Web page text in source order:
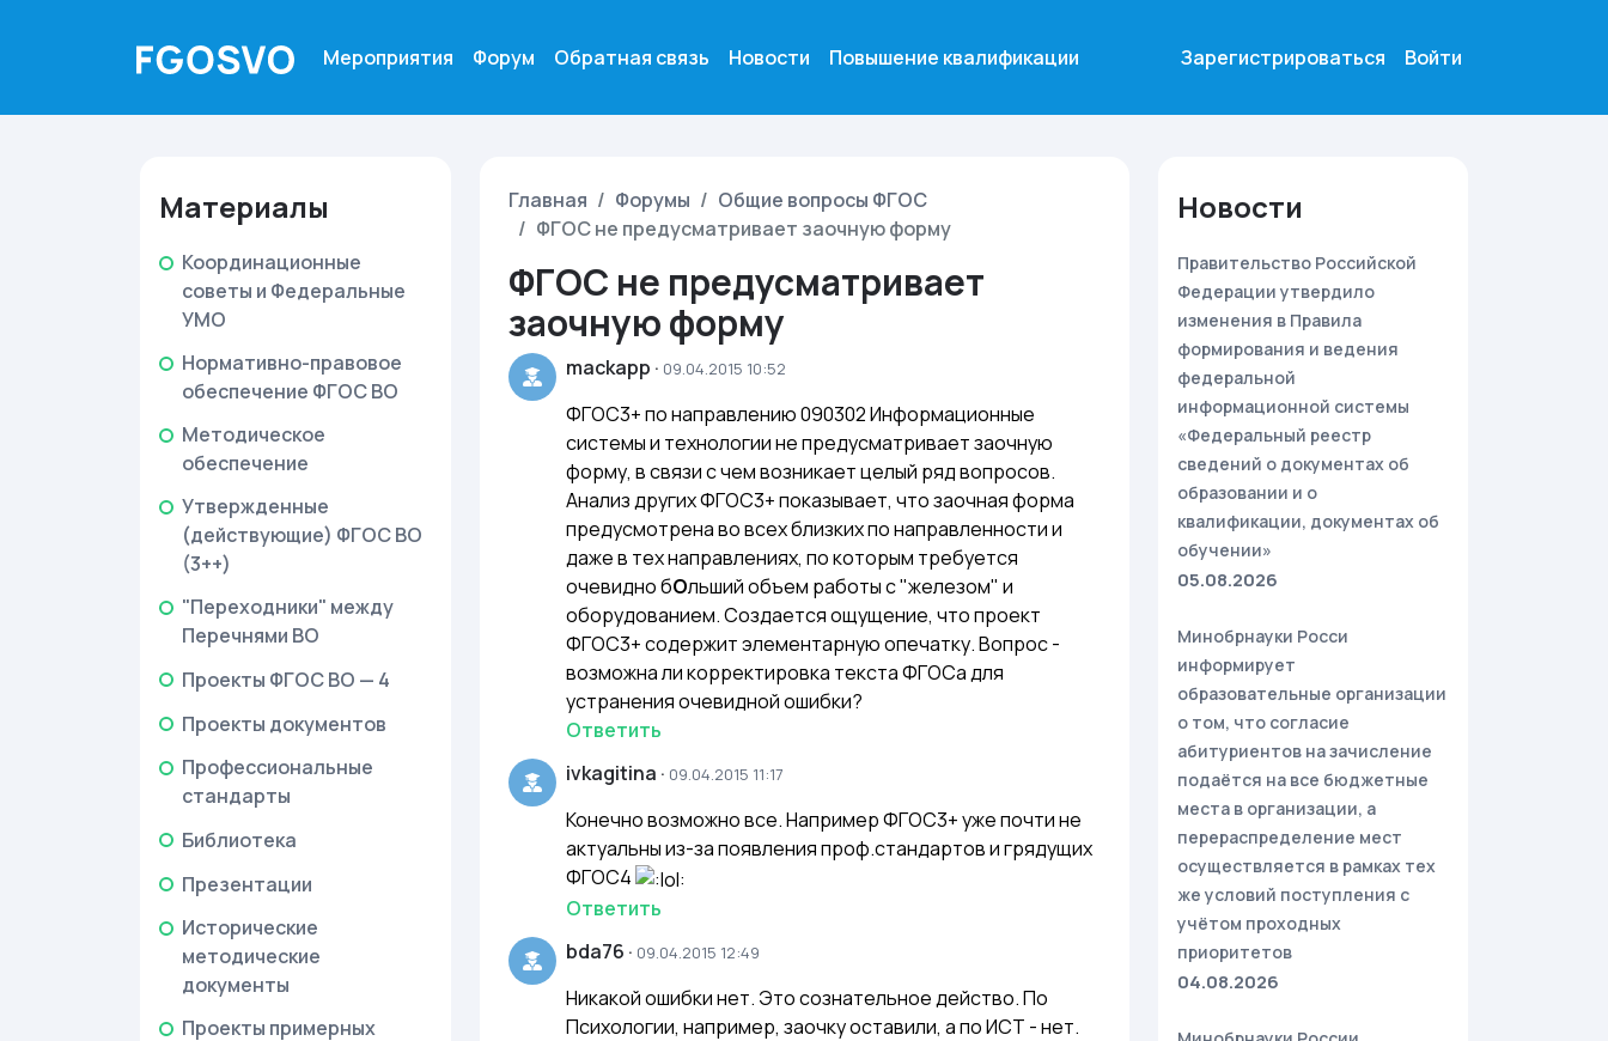
Мероприятия Форум Обратная связь Новости Повышение квалификации Зарегистрироваться Войти
Материалы
Координационные
советы и Федеральные
УМО
Нормативно-правовое
обеспечение ФГОС ВО
Методическое
обеспечение
Утвержденные
(действующие) ФГОС ВО
(3++)
"Переходники" между
Перечнями ВО
Проекты ФГОС ВО — 4
Проекты документов
Профессиональные
стандарты
Библиотека
Презентации
Исторические
методические
документы
Проекты примерных
Главная Форумы
Общие вопросы ФГОС
ФГОС не предусматривает заочную форму
ФГОС не предусматривает
заочную форму
mackapp · 09.04.2015 10:52
ФГОС3+ по направлению 090302 Информационные
системы и технологии не предусматривает заочную
форму, в связи с чем возникает целый ряд вопросов.
Анализ других ФГОС3+ показывает, что заочная форма
предусмотрена во всех близких по направленности и
даже в тех направлениях, по которым требуется
очевидно бОльший объем работы с "железом" и
оборудованием. Создается ощущение, что проект
ФГОС3+ содержит элементарную опечатку. Вопрос -
возможна ли корректировка текста ФГОСа для
устранения очевидной ошибки?
Ответить
ivkagitina · 09.04.2015 11:17
Конечно возможно все. Например ФГОС3+ уже почти не
актуальны из-за появления проф.стандартов и грядущих
ФГОС4
Ответить
bda76 · 09.04.2015 12:49
Никакой ошибки нет. Это сознательное действо. По
Психологии, например, заочку оставили, а по ИСТ - нет.
Новости
Правительство Российской
Федерации утвердило
изменения в Правила
формирования и ведения
федеральной
информационной системы
«Федеральный реестр
сведений о документах об
образовании и о
квалификации, документах об
обучении»
05.08.2026
Минобрнауки Росси
информирует
образовательные организации
о том, что согласие
абитуриентов на зачисление
подаётся на все бюджетные
места в организации, а
перераспределение мест
осуществляется в рамках тех
же условий поступления с
учётом проходных
приоритетов
04.08.2026